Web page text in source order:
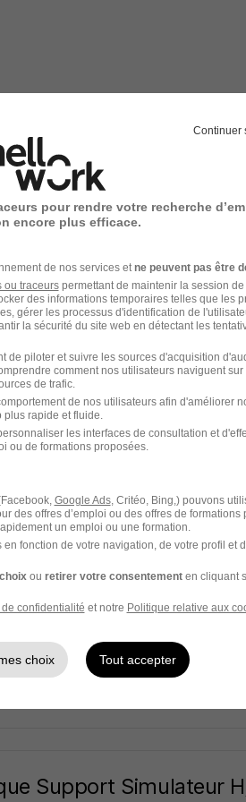
Infrastructure -
- Infrastructures H/
000 € / an
Réseau et Sécurité
Support Simulateur
Continuer
pour rendre votre recherche
encore plus efficace.
de nos services et ne peuvent pas être
ou traceurspermettant de maintenir la session
des informations temporaires telles que les
gérer les processus d'identification de
la sécurité du site web en détectant les
de piloter et suivre les sources d'acquisition
comment nos utilisateurs naviguent sur
de trafic.
de nos utilisateurs afin d'améliorer
rapide et fluide.
les interfaces de consultation et
ou de formations proposées.
Google Ads, Critéo, Bing,) pouvons
des offres d’emploi ou des offres de formations
un emploi ou une formation.
fonction de votre navigation, de votre profil et
ou retirer votre consentementen cliquant
confidentialité et notre Politique relative aux
choix Tout accepter